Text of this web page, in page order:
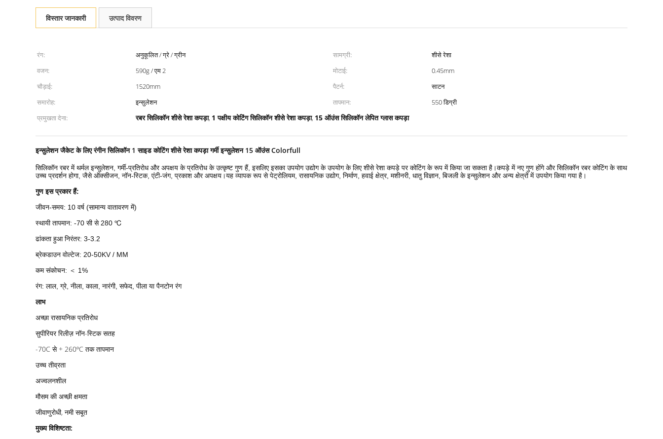
विस्तार जानकारी उत्पाद विवरण
रंग: अनुकूलित / ग्रे / ग्रीन सामग्री:
शीसे रेशा
वजन:
590g / एम 2 मोटाई:
0.45mm
चौड़ाई:
1520mm पैटर्न:
साटन
समारोह:
इन्सुलेशन तापमान:
550 डिग्री
प्रमुखता देना:
रबर सिलिकॉन शीसे रेशा कपड़ा, 1 पक्षीय कोटिंग सिलिकॉन शीसे रेशा कपड़ा, 15 ऑउंस सिलिकॉन लेपित ग्लास कपड़ा
इन्सुलेशन जैकेट के लिए रंगीन सिलिकॉन 1 साइड कोटिंग शीसे रेशा कपड़ा गर्मी इन्सुलेशन 15 ऑउंस Colorfull
सिलिकॉन रबर में थर्मल इन्सुलेशन, गर्मी-प्रतिरोध और अपक्षय के प्रतिरोध के उत्कृष्ट गुण हैं, इसलिए इसका उपयोग उद्योग के उपयोग के लिए शीसे रेशा कपड़े पर कोटिंग के रूप में किया जा सकता है।कपड़े में नए गुण होंगे और सिलिकॉन रबर कोटिंग के साथ
उच्च प्रदर्शन होगा, जैसे ऑक्सीजन, नॉन-स्टिक, एंटी-जंग, प्रकाश और अपक्षय।यह व्यापक रूप से पेट्रोलियम, रासायनिक उद्योग, निर्माण, हवाई क्षेत्र, मशीनरी, धातु विज्ञान, बिजली के इन्सुलेशन और अन्य क्षेत्रों में उपयोग किया गया है।
गुण इस प्रकार हैं:
जीवन-समय: 10 वर्ष (सामान्य वातावरण में)
स्थायी तापमान: -70 सी से 280 ℃
ढांकता हुआ निरंतर: 3-3.2
ब्रेकडाउन वोल्टेज: 20-50KV / MM
कम संकोचन: ＜ 1%
रंग: लाल, ग्रे, नीला, काला, नारंगी, सफेद, पीला या पैनटोन रंग
लाभ
अच्छा रासायनिक प्रतिरोध
सुपीरियर रिलीज़ नॉन-स्टिक सतह
-70C से + 260ºC तक तापमान
उच्च तीव्रता
अज्वलनशील
मौसम की अच्छी क्षमता
जीवाणुरोधी, नमी सबूत
मुख्य विशिष्टता: